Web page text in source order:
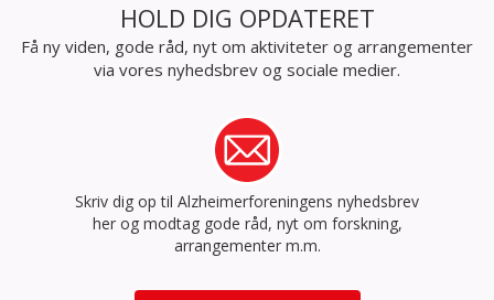
HOLD DIG OPDATERET
Få ny viden, gode råd, nyt om aktiviteter og arrangementer
via vores nyhedsbrev og sociale medier.
Skriv dig op til Alzheimerforeningens nyhedsbrev
her og modtag gode råd, nyt om forskning,
arrangementer m.m.